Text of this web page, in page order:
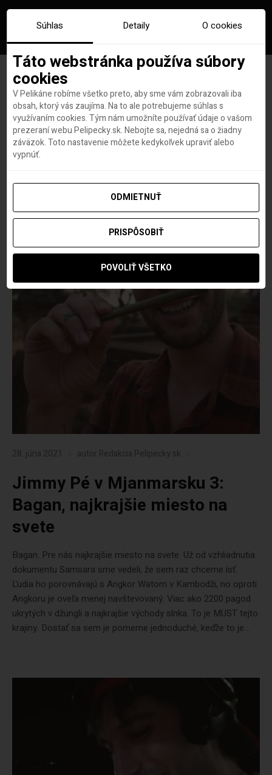
Značka:mjanmarsko čo treba
vidieť
28. júna 2021 autor Redakcia Pelipecky.sk
Jimmy Pé v Mjanmarsku 3:
Bagan, najkrajšie miesto na
svete
Bagan. Pre nás najkrajšie miesto na svete. Už od vzhliadnutia
dokumentu Samsara sme vedeli, že sem raz chceme ísť.
Ľudia ho porovnávajú s Angkor Watom v Kambodži, no oproti
Angkoru je oveľa menej navštevovaný. Viac ako 2200 pagod
ukrytých v džungli a najkrajšie východy slnka. To je MUST tejto
krajiny. Dostať sa sem je pomerne jednoduché, keďže to je...
Súhlas Detaily O cookies
Táto webstránka používa súbory
cookies
V Pelikáne robíme všetko preto, aby sme vám zobrazovali iba
obsah, ktorý vás zaujíma. Na to ale potrebujeme súhlas s
využívaním cookies. Tým nám umožníte používať údaje o vašom
prezeraní webu Pelipecky.sk. Nebojte sa, nejedná sa o žiadny
záväzok. Toto nastavenie môžete kedykoľvek upraviť alebo
vypnúť.
ODMIETNUŤ
PRISPÔSOBIŤ
POVOLIŤ VŠETKO